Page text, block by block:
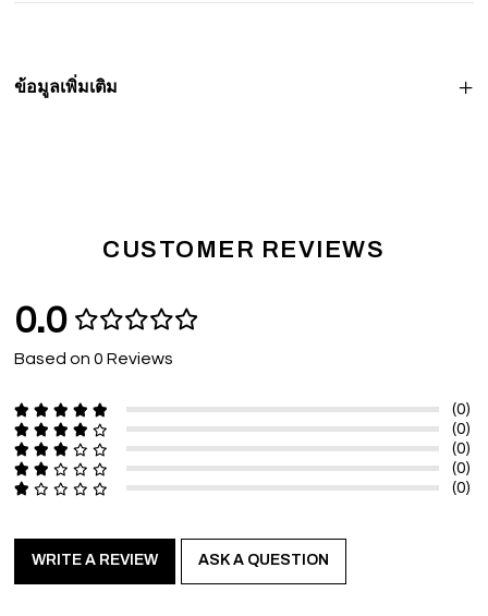
ข้อมูลเพิ่มเติม
CUSTOMER REVIEWS
0.0
Based on 0 Reviews
(0)
(0)
(0)
(0)
(0)
WRITE A REVIEW ASK A QUESTION